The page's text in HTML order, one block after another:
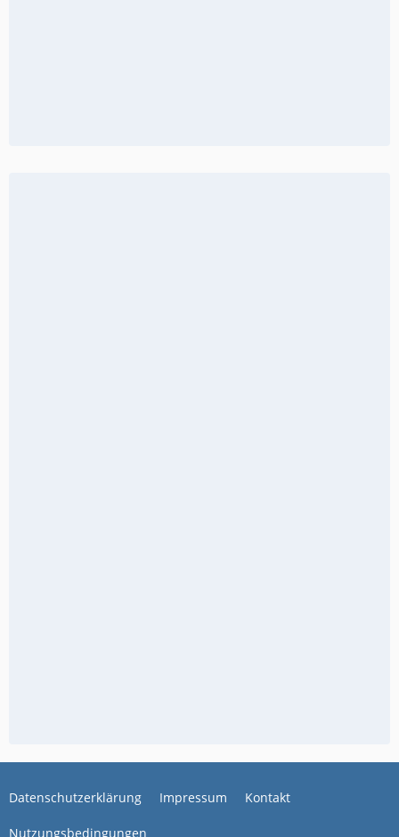
Datenschutzerklärung Impressum Kontakt
Nutzungsbedingungen